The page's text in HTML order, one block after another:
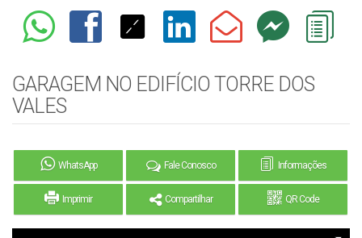
GARAGEM NO EDIFÍCIO TORRE DOS
VALES
WhatsApp Fale Conosco Informações
Imprimir Compartilhar QR Code